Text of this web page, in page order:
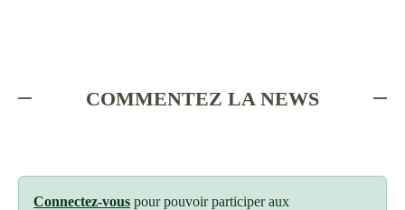
COMMENTEZ LA NEWS
Connectez-vous pour pouvoir participer aux